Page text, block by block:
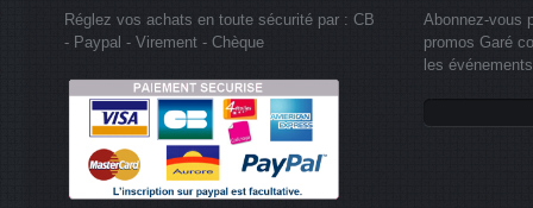
Réglez vos achats en toute sécurité par : CB
- Paypal - Virement - Chèque
Abonnez-vous
promos Garé
les